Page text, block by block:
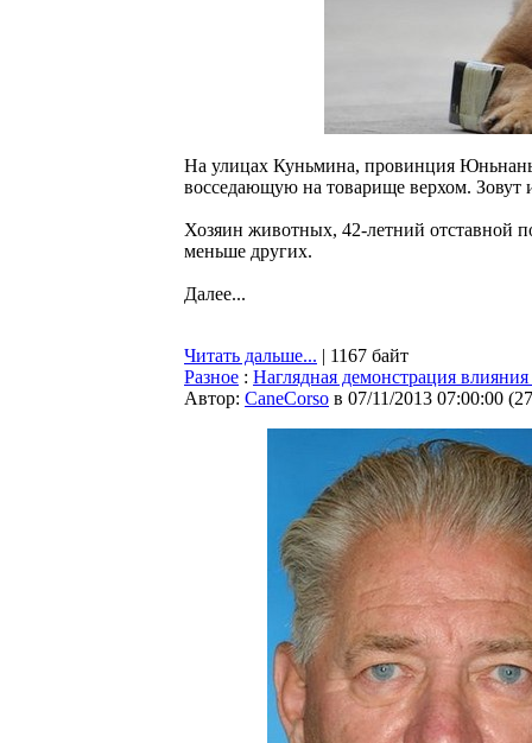
На улицах Куньмина, провинция
восседающую на товарище верхом.
Хозяин животных, 42-летний отставной
меньше других.
Далее...
Читать дальше... | 1167 байт
Разное : Наглядная демонстрация
Автор: CaneCorso в 07/11/2013 07:00:00 (